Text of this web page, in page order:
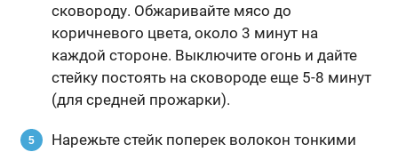
сковороду. Обжаривайте мясо до
коричневого цвета, около 3 минут на
каждой стороне. Выключите огонь и дайте
стейку постоять на сковороде еще 5-8 минут
(для средней прожарки).
Нарежьте стейк поперек волокон тонкими